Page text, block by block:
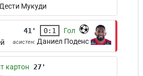
Мукуди
41' 0:1
Гол
асистен: Даниел Поденс
картон
27'